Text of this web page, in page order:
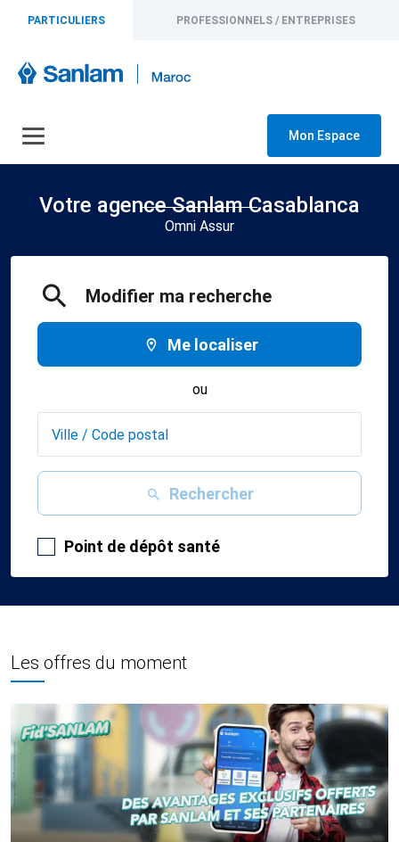
PARTICULIERS PROFESSIONNELS / ENTREPRISES
Mon Espace
Votre agence Sanlam Casablanca
Omni Assur
Modifier ma recherche
Me localiser
ou
Rechercher
Point de dépôt santé
Les offres du moment